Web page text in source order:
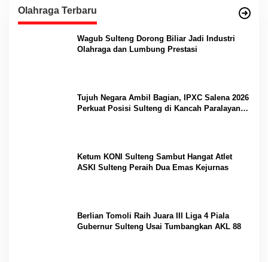
Olahraga Terbaru
Wagub Sulteng Dorong Biliar Jadi Industri
Olahraga dan Lumbung Prestasi
Tujuh Negara Ambil Bagian, IPXC Salena 2026
Perkuat Posisi Sulteng di Kancah Paralayang
Ketum KONI Sulteng Sambut Hangat Atlet
ASKI Sulteng Peraih Dua Emas Kejurnas
Berlian Tomoli Raih Juara III Liga 4 Piala
Gubernur Sulteng Usai Tumbangkan AKL 88